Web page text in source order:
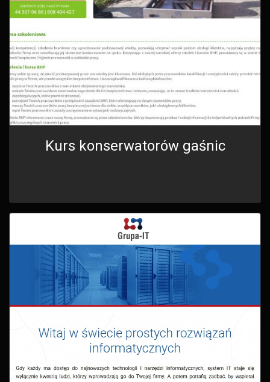
Kurs konserwatorów gaśnic